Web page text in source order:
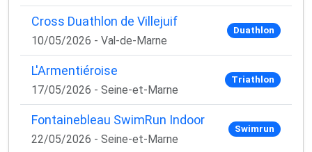
Cross Duathlon de Villejuif
10/05/2026 - Val-de-Marne
Duathlon
L'Armentiéroise
17/05/2026 - Seine-et-Marne
Triathlon
Fontainebleau SwimRun Indoor
22/05/2026 - Seine-et-Marne
Swimrun